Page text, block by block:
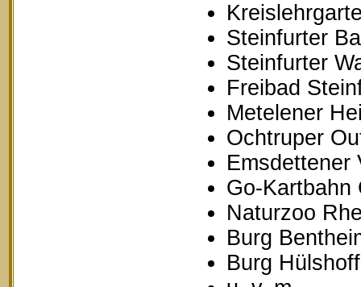
Steinfurter
Steinfurter
Freibad
Metelener
Ochtruper
Emsdettener
Go-Kartbahn
Naturzoo
Burg
Burg